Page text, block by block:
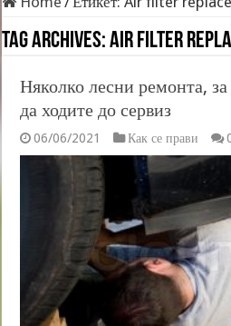
Tag Archives:Air filter
Няколко лесни ремонта,
да ходите до сервиз
06/06/2021 Как се прави